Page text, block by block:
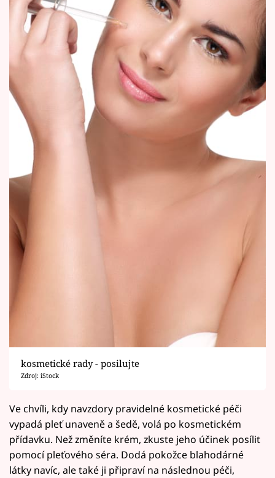
kosmetické rady - posilujte
Zdroj: iStock
Ve chvíli, kdy navzdory pravidelné kosmetické péči
vypadá pleť unaveně a šedě, volá po kosmetickém
přídavku. Než změníte krém, zkuste jeho účinek posílit
pomocí pleťového séra. Dodá pokožce blahodárné
látky navíc, ale také ji připraví na následnou péči,